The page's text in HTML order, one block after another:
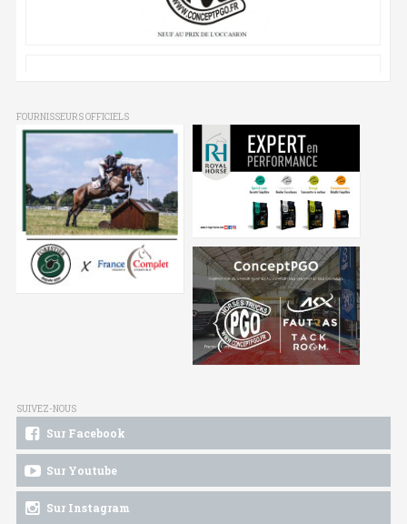
FOURNISSEURS OFFICIELS
SUIVEZ-NOUS
Sur Facebook
Sur Youtube
Sur Instagram